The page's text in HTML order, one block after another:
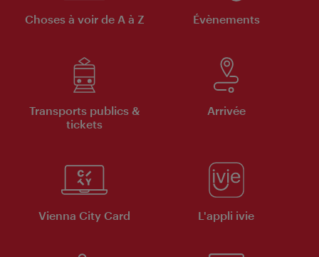
Choses à voir de A à Z Évènements
Transports publics &
tickets
Arrivée
Vienna City Card L'appli ivie